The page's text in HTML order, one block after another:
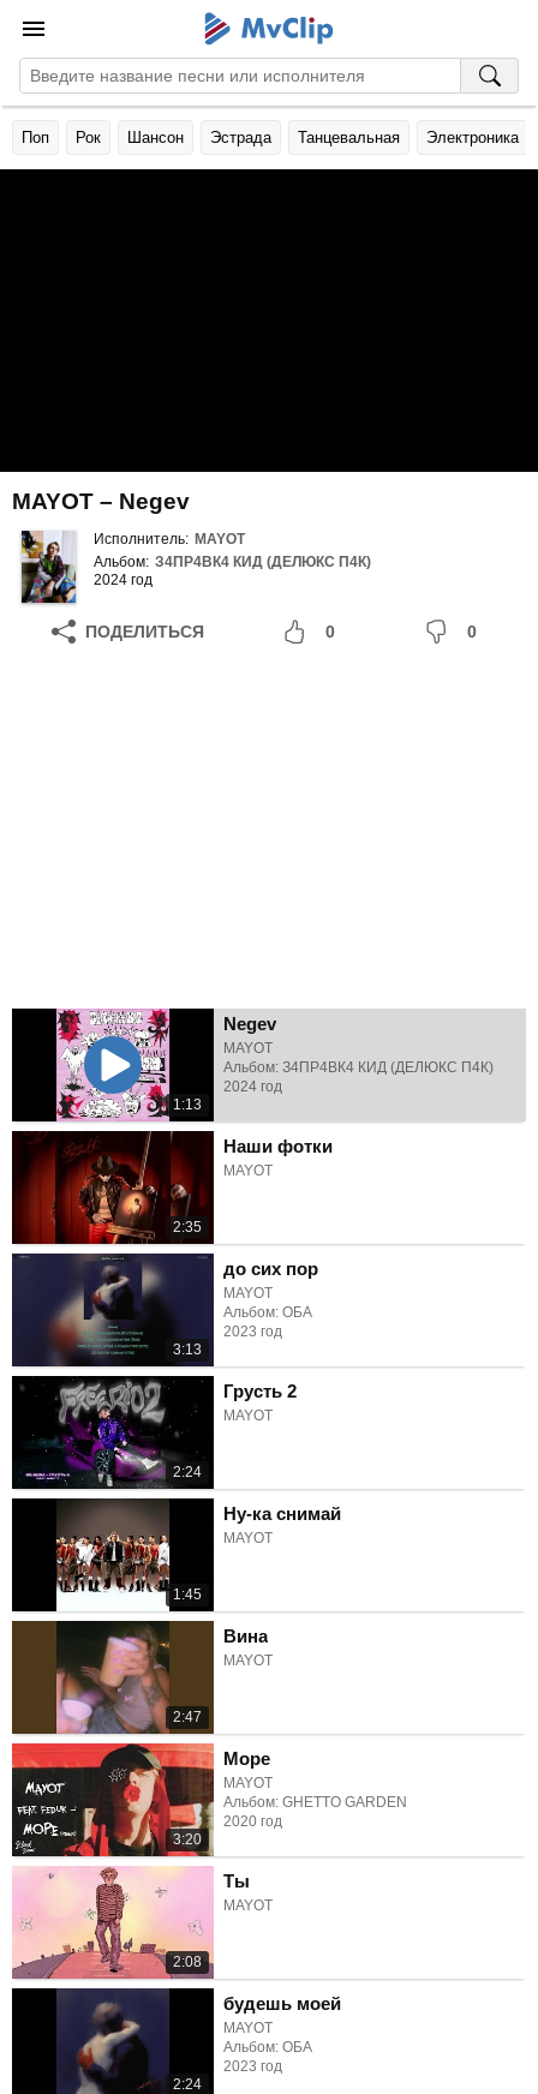
Поп Рок Шансон Эстрада Танцевальная Электроника
MAYOT – Negev
Исполнитель: MAYOT
Альбом: З4ПР4ВК4 КИД (ДЕЛЮКС П4К)
2024 год
ПОДЕЛИТЬСЯ 0 0
1:13
Negev
MAYOT
Альбом: З4ПР4ВК4 КИД (ДЕЛЮКС П4К)
2024 год
2:35
Наши фотки
MAYOT
3:13
до сих пор
MAYOT
Альбом: ОБА
2023 год
2:24
Грусть 2
MAYOT
1:45
Ну-ка снимай
MAYOT
2:47
Вина
MAYOT
3:20
Море
MAYOT
Альбом: GHETTO GARDEN
2020 год
2:08
Ты
MAYOT
2:24
будешь моей
MAYOT
Альбом: ОБА
2023 год